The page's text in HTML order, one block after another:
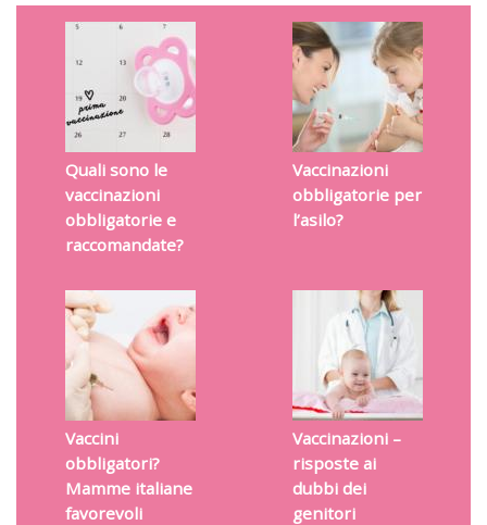
Quali sono le
vaccinazioni
obbligatorie e
raccomandate?
Vaccinazioni
obbligatorie per
l’asilo?
Vaccini
obbligatori?
Mamme italiane
favorevoli
Vaccinazioni –
risposte ai
dubbi dei
genitori